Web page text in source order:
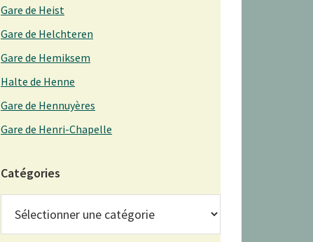
Gare de Heist
Gare de Helchteren
Gare de Hemiksem
Halte de Henne
Gare de Hennuyères
Gare de Henri-Chapelle
Catégories